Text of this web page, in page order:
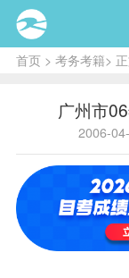
首页> 考务考籍>
广州市
2006-